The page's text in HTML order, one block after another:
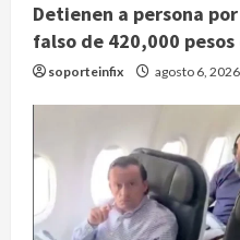
Detienen a persona
falso de 420,000 pesos
soporteinfix agosto 6, 2026